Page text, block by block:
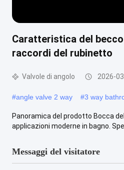
Caratteristica del
raccordi del rubinetto
Valvole di angolo 2026-
#angle valve 2 way #3 way
Panoramica del prodotto Bocca
applicazioni moderne in bagno.
Messaggi del visitatore